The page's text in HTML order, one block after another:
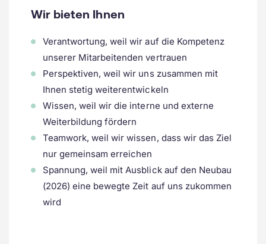
Wir bieten Ihnen
Verantwortung, weil wir auf die Kompetenz
unserer Mitarbeitenden vertrauen
Perspektiven, weil wir uns zusammen mit
Ihnen stetig weiterentwickeln
Wissen, weil wir die interne und externe
Weiterbildung fördern
Teamwork, weil wir wissen, dass wir das Ziel
nur gemeinsam erreichen
Spannung, weil mit Ausblick auf den Neubau
(2026) eine bewegte Zeit auf uns zukommen
wird